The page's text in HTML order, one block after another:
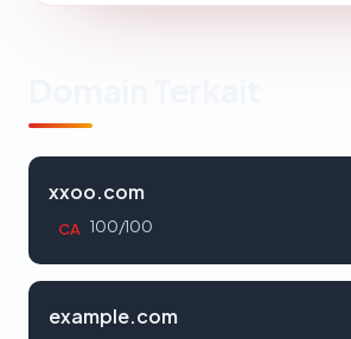
xxoo.com
CA 100/100
example.com